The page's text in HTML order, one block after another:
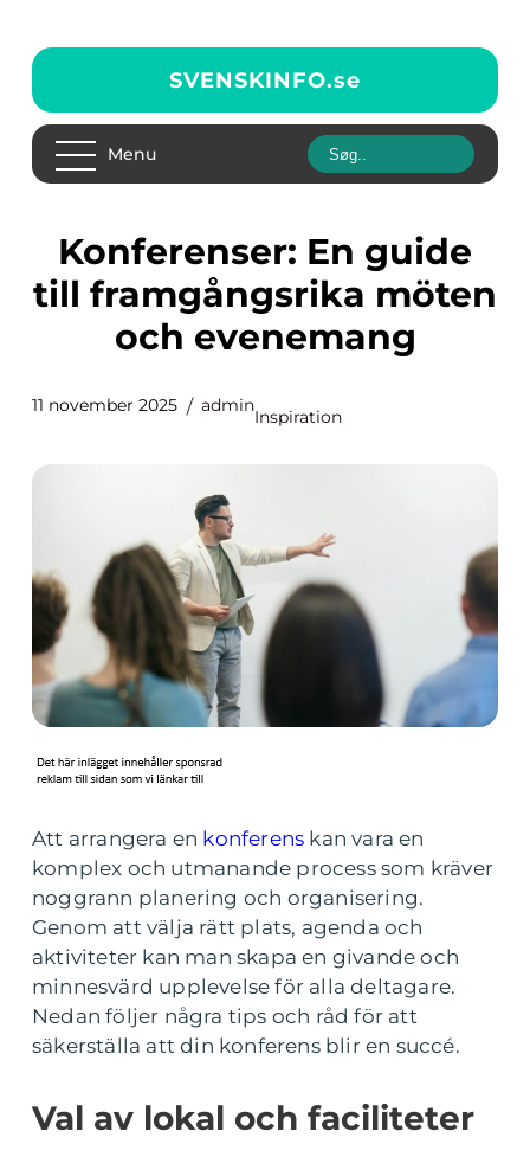
SVENSKINFO.se
Menu
Konferenser: En guide
till framgångsrika möten
och evenemang
11 november 2025 admin
Inspiration
Att arrangera en konferens kan vara en
komplex och utmanande process som kräver
noggrann planering och organisering.
Genom att välja rätt plats, agenda och
aktiviteter kan man skapa en givande och
minnesvärd upplevelse för alla deltagare.
Nedan följer några tips och råd för att
säkerställa att din konferens blir en succé.
Val av lokal och faciliteter